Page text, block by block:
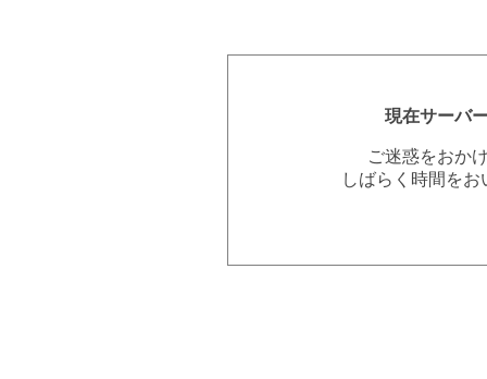
現在サーバ
ご迷惑をおか
しばらく時間を